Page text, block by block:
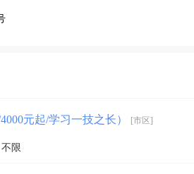
营造高端生活的仪式感，旨在成为现代都
元起/学习一技之长） [市区]
限